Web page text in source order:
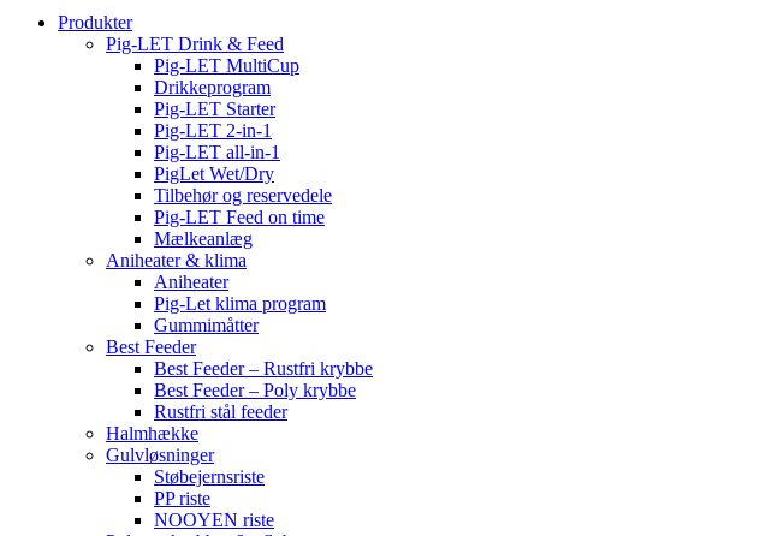
Produkter
Pig-LET Drink & Feed
Pig-LET MultiCup
Drikkeprogram
Pig-LET Starter
Pig-LET 2-in-1
Pig-LET all-in-1
PigLet Wet/Dry
Tilbehør og reservedele
Pig-LET Feed on time
Mælkeanlæg
Aniheater & klima
Aniheater
Pig-Let klima program
Gummimåtter
Best Feeder
Best Feeder – Rustfri krybbe
Best Feeder – Poly krybbe
Rustfri stål feeder
Halmhække
Gulvløsninger
Støbejernsriste
PP riste
NOOYEN riste